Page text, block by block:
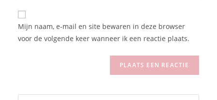
Mijn naam, e-mail en site bewaren in deze browser
voor de volgende keer wanneer ik een reactie plaats.